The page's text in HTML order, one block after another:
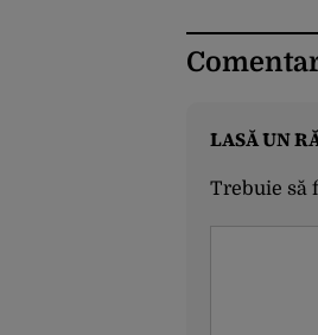
LASĂ UN
Trebuie să